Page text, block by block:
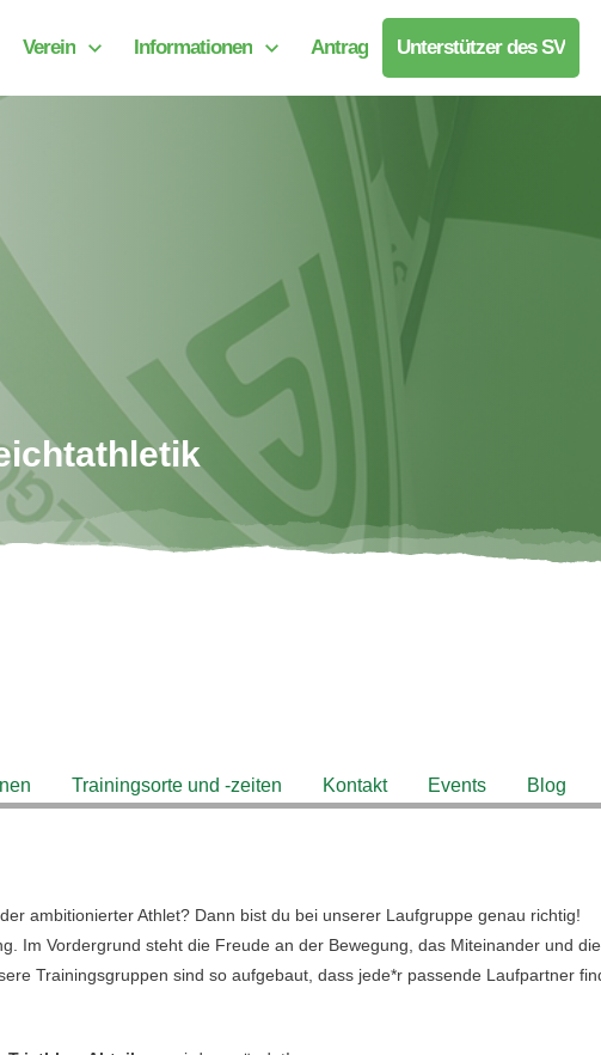
Verein Informationen Antrag Unterstützer des SV
Trainingsorte und -zeiten Kontakt Events Blog
ambitionierter Athlet? Dann bist du bei unserer Laufgruppe genau richtig!
Im Vordergrund steht die Freude an der Bewegung, das Miteinander und
Trainingsgruppen sind so aufgebaut, dass jede*r passende Laufpartner